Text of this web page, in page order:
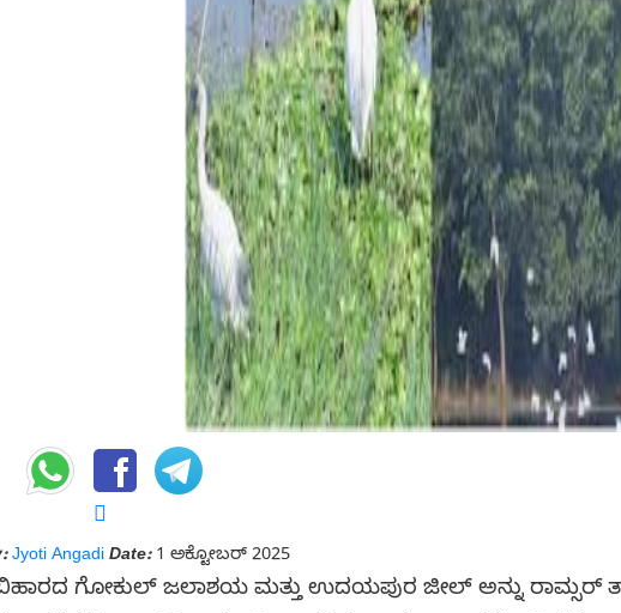
Jyoti Angadi Date:1 ಅಕ್ಟೋಬರ್ 2025
ಬಿಹಾರದ ಗೋಕುಲ್ ಜಲಾಶಯ ಮತ್ತು ಉದಯಪುರ ಜೀಲ್ ಅನ್ನು ರಾಮ್ಸರ್